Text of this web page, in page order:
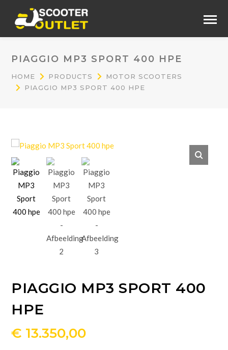
PIAGGIO MP3 SPORT 400 HPE
HOME PRODUCTS
MOTOR SCOOTERS
PIAGGIO MP3 SPORT 400 HPE
PIAGGIO MP3 SPORT 400
HPE
€ 13.350,00